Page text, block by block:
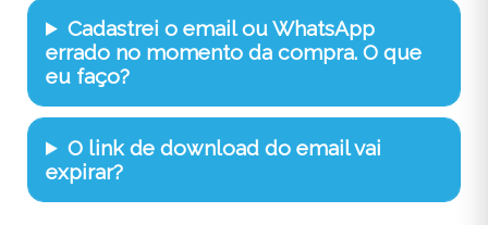
Cadastrei o email ou WhatsApp
errado no momento da compra. O que
eu faço?
O link de download do email vai
expirar?